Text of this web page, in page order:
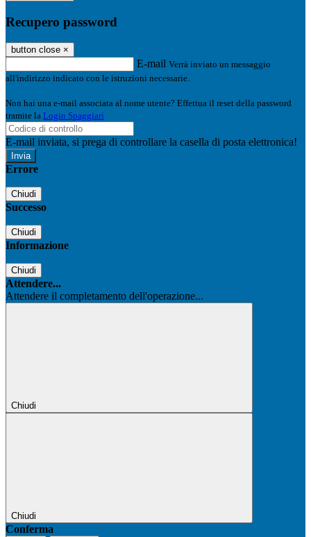
Recupero password
button close ×
E-mail Verrà inviato un messaggio
all'indirizzo indicato con le istruzioni necessarie.
Non hai una e-mail associata al nome utente? Effettua il reset della password
tramite la Login Spaggiari
E-mail inviata, si prega di controllare la casella di posta elettronica!
Errore
Chiudi
Successo
Chiudi
Informazione
Chiudi
Attendere...
Attendere il completamento dell'operazione...
Chiudi
Chiudi
Conferma